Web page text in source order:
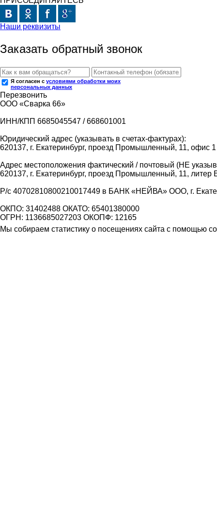
Наши реквизиты
Заказать обратный звонок
Я согласен с условиями обработки моих
персональных данных
Перезвонить
ООО «Сварка 66»
ИНН/КПП 6685045547 / 668601001
Юридический адрес (указывать в счетах-фактурах):
620137, г. Екатеринбург, проезд Промышленный, 11, офис 1
Адрес местоположения фактический / почтовый (НЕ
620137, г. Екатеринбург, проезд Промышленный, 11, литер
Р/с 40702810800210017449 в БАНК «НЕЙВА» ООО, г.
ОКПО: 31402488 ОКАТО: 65401380000
ОГРН: 1136685027203 ОКОПФ: 12165
Мы собираем статистику о посещениях сайта с помощью